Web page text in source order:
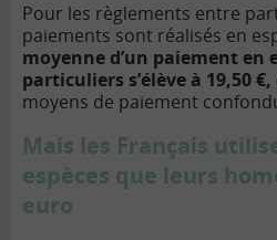
Pour les règlements entre
paiements sont réalisés en
moyenne d’un paiement en
particuliers s’élève à 19,50 €,
moyens de paiement
Mais les Français
espèces que leurs
euro